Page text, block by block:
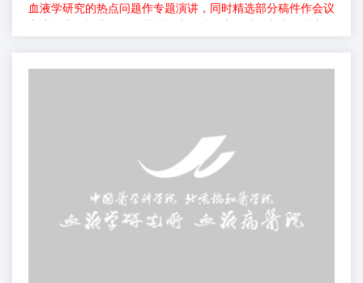
血液学研究的热点问题作专题演讲，同时精选部分稿件作会议